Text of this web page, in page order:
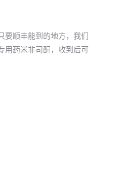
要顺丰能到的地方，我们
用药米非司酮，收到后可